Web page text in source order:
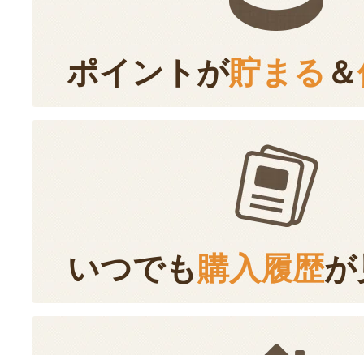
ポイントが貯まる ＆
いつでも購入履歴が